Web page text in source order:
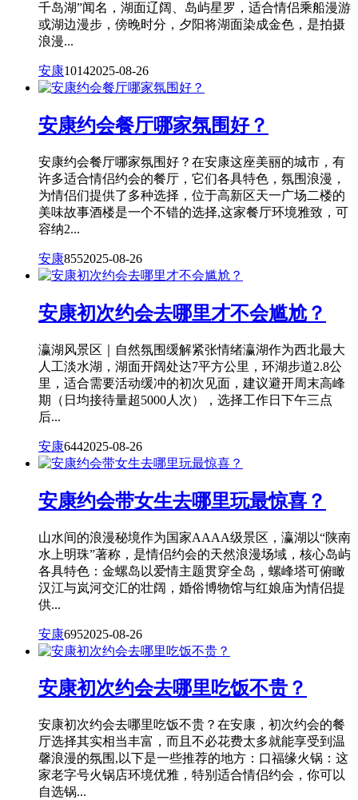
千岛湖”闻名，湖面辽阔、岛屿星罗，适合情侣乘船漫游
或湖边漫步，傍晚时分，夕阳将湖面染成金色，是拍摄
浪漫...
安康10142025-08-26
安康约会餐厅哪家氛围好？
安康约会餐厅哪家氛围好？在安康这座美丽的城市，有
许多适合情侣约会的餐厅，它们各具特色，氛围浪漫，
为情侣们提供了多种选择，位于高新区天一广场二楼的
美味故事酒楼是一个不错的选择,这家餐厅环境雅致，可
容纳2...
安康8552025-08-26
安康初次约会去哪里才不会尴尬？
瀛湖风景区｜自然氛围缓解紧张情绪瀛湖作为西北最大
人工淡水湖，湖面开阔处达7平方公里，环湖步道2.8公
里，适合需要活动缓冲的初次见面，建议避开周末高峰
期（日均接待量超5000人次），选择工作日下午三点
后...
安康6442025-08-26
安康约会带女生去哪里玩最惊喜？
山水间的浪漫秘境作为国家AAAA级景区，瀛湖以“陕南
水上明珠”著称，是情侣约会的天然浪漫场域，核心岛屿
各具特色：金螺岛以爱情主题贯穿全岛，螺峰塔可俯瞰
汉江与岚河交汇的壮阔，婚俗博物馆与红娘庙为情侣提
供...
安康6952025-08-26
安康初次约会去哪里吃饭不贵？
安康初次约会去哪里吃饭不贵？在安康，初次约会的餐
厅选择其实相当丰富，而且不必花费太多就能享受到温
馨浪漫的氛围,以下是一些推荐的地方：口福缘火锅：这
家老字号火锅店环境优雅，特别适合情侣约会，你可以
自选锅...